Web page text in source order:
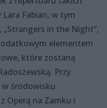
Fabian, w tym
„Strangers in the Night”,
elementem
które zostaną
Przy
środowisku
Operą na Zamku i